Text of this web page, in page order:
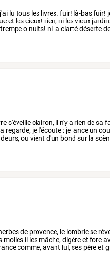
j'ai lu tous les livres. fuir! là-basfuir!
et lescieux! rien, ni lesvieux
trempeo nuits! ni la clartédésertede
s'éveilleclairon, il n'ya rien desa
la regarde, je l'écoute : je lance un
ou vient d'un bond sur la
de provence, le lombricse
molles il les mâche, digèreet fore
comme, avant lui, ses pèreet